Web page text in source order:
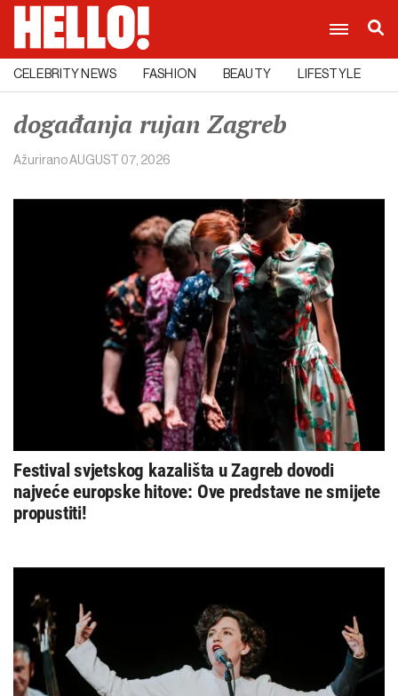
CELEBRITY NEWS FASHION BEAUTY LIFESTYLE
događanja rujan Zagreb
AžuriranoAUGUST 07, 2026
Festival svjetskog kazališta u Zagreb dovodi
najveće europske hitove: Ove predstave ne smijete
propustiti!